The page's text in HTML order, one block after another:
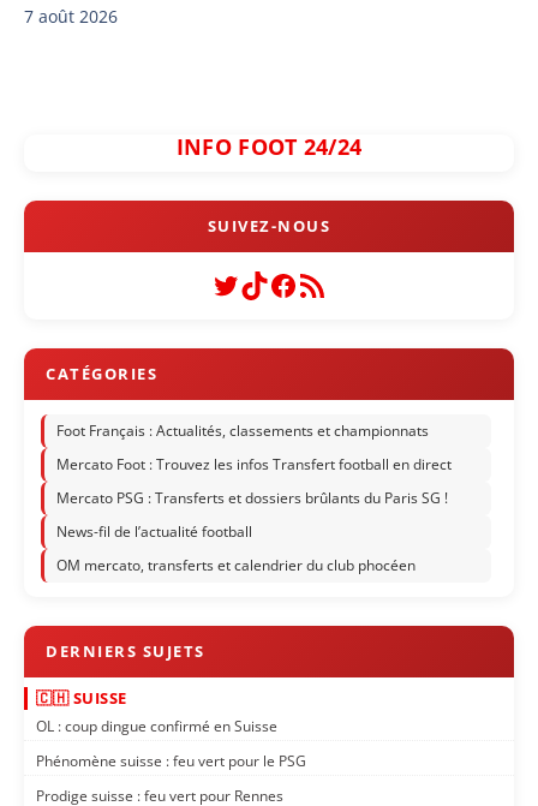
7 août 2026
INFO FOOT 24/24
Twitter
TikTok
Facebook
Flux RSS
Foot Français : Actualités, classements et championnats
Mercato Foot : Trouvez les infos Transfert football en direct
Mercato PSG : Transferts et dossiers brûlants du Paris SG !
News-fil de l’actualité football
OM mercato, transferts et calendrier du club phocéen
🇨🇭 SUISSE
OL : coup dingue confirmé en Suisse
Phénomène suisse : feu vert pour le PSG
Prodige suisse : feu vert pour Rennes